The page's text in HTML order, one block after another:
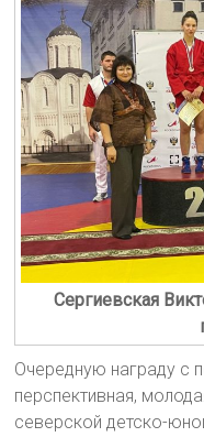
Сергиевская
Очередную награду с
перспективная,
северской детско-